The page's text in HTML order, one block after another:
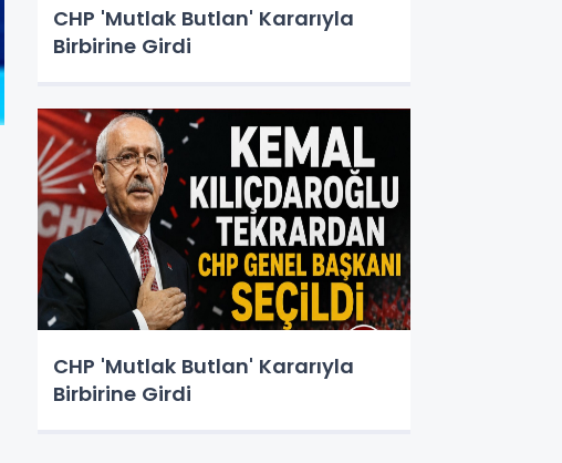
CHP 'Mutlak Butlan' Kararıyla
Birbirine Girdi
CHP 'Mutlak Butlan' Kararıyla
Birbirine Girdi